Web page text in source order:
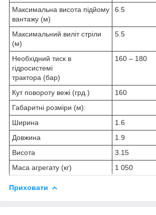
Максимальна висота підйому
вантажу (м)
6.5
Максимальний виліт стріли
(м)
5.5
Необхідний тиск в
гідросистемі
трактора (бар)
160 ‒ 180
Кут повороту вежі (грд.)
160
Габаритні розміри (м):
Ширина
1.6
Довжина
1.9
Висота
3.15
Маса агрегату (кг)
1 050
Приховати